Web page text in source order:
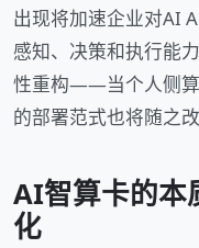
出现将加速企业对AI
感知、决策和执行能
性重构——当个人侧算
的部署范式也将随之改
AI智算卡的本
化